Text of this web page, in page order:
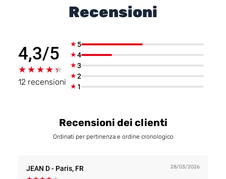
Recensioni
4,3/5
★★★★★
★★★★★
12 recensioni
★5
★4
★3
★2
★1
Recensioni dei clienti
Ordinati per pertinenza e ordine cronologico
JEAN D- Paris, FR 28/03/2026